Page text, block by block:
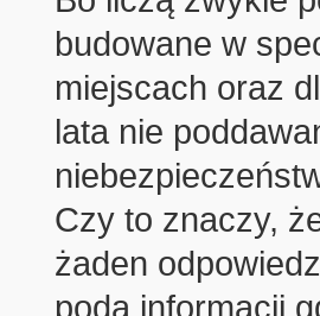
budowane w
miejscach oraz
lata nie
Czy to znaczy,
żaden
poda informacji